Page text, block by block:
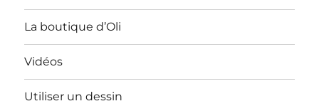
La boutique d’Oli
Vidéos
Utiliser un dessin